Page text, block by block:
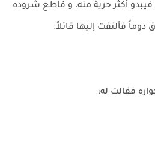
أكثر حرية منه، و قاطع شروده
دوماً فألتفت إليها قائلاً:
فقالت له: